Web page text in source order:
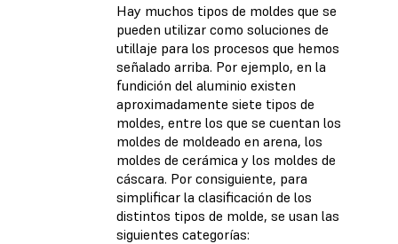
Hay muchos tipos de moldes que se
pueden utilizar como soluciones de
utillaje para los procesos que hemos
señalado arriba. Por ejemplo, en la
fundición del aluminio existen
aproximadamente siete tipos de
moldes, entre los que se cuentan los
moldes de moldeado en arena, los
moldes de cerámica y los moldes de
cáscara. Por consiguiente, para
simplificar la clasificación de los
distintos tipos de molde, se usan las
siguientes categorías: